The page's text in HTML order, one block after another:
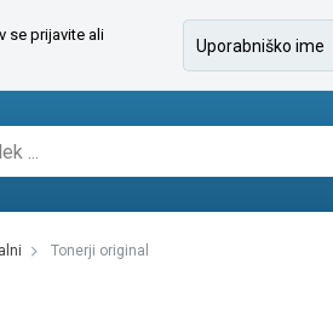
se prijavite ali
tonerji original